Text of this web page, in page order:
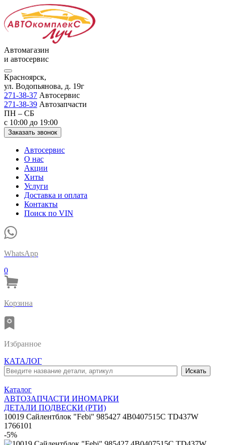
Автомагазин
и автосервис
Красноярск,
ул. Водопьянова, д. 19г
271-38-37 Автосервис
271-38-39 Автозапчасти
ПН – СБ
с 10:00 до 19:00
Заказать звонок
Автосервис
О нас
Акции
Хиты
Услуги
Доставка и оплата
Контакты
Поиск по VIN
WhatsApp
0
Корзина
Избранное
КАТАЛОГ
Каталог
АВТОЗАПЧАСТИ ИНОМАРКИ
ДЕТАЛИ ПОДВЕСКИ (РТИ)
10019 Сайлентблок "Febi" 985427 4B0407515C TD437W
1766101
-5%